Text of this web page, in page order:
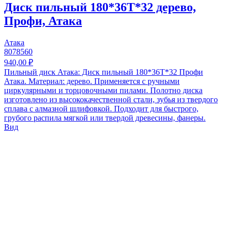
Диск пильный 180*36T*32 дерево,
Профи, Атака
Атака
8078560
940,00 ₽
Пильный диск Атака: Диск пильный 180*36T*32 Профи
Атака. Материал: дерево. Применяется с ручными
циркулярными и торцовочными пилами. Полотно диска
изготовлено из высококачественной стали, зубья из твердого
сплава с алмазной шлифовкой. Подходит для быстрого,
грубого распила мягкой или твердой древесины, фанеры.
Вид